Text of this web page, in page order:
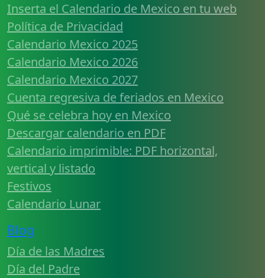
Inserta el Calendario de Mexico en tu web
Política de Privacidad
Calendario Mexico 2025
Calendario Mexico 2026
Calendario Mexico 2027
Cuenta regresiva de feriados en Mexico
Qué se celebra hoy en Mexico
Descargar calendario en PDF
Calendario imprimible: PDF horizontal,
vertical y listado
Festivos
Calendario Lunar
Blog
Día de las Madres
Día del Padre